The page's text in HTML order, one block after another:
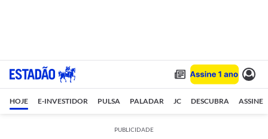
HOJE E-INVESTIDOR PULSA PALADAR JC DESCUBRA ASSINE
PUBLICIDADE